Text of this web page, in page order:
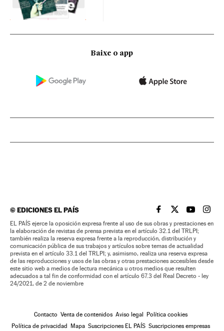
Baixe o app
©EDICIONES EL PAÍS EL PAÍS BRASIL EN
EL PAÍSEL PAÍS
EL
EL PAÍS ejerce la oposición expresa frente al uso de sus obras y prestaciones en
la elaboración de revistas de prensa prevista en el artículo 32.1 del TRLPI;
también realiza la reserva expresa frente a la reproducción, distribución y
comunicación pública de sus trabajos y artículos sobre temas de actualidad
prevista en el artículo 33.1 del TRLPI; y, asimismo, realiza una reserva expresa
de las reproducciones y usos de las obras y otras prestaciones accesibles desde
este sitio web a medios de lectura mecánica u otros medios que resulten
adecuados a tal fin de conformidad con el artículo 67.3 del Real Decreto - ley
24/2021, de 2 de noviembre
Contacto Venta de contenidos Aviso legal
Política cookies
Política de privacidad
Mapa Suscripciones EL PAÍS Suscripciones empresas